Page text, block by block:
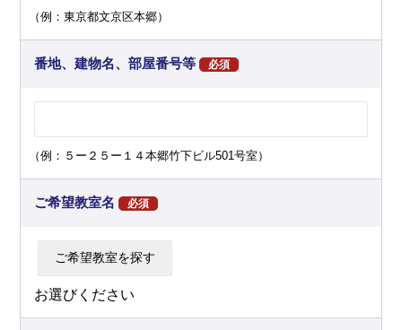
（例：東京都文京区本郷）
番地、建物名、部屋番号等 必須
（例：５ー２５ー１４本郷竹下ビル501号室）
ご希望教室名 必須
お選びください